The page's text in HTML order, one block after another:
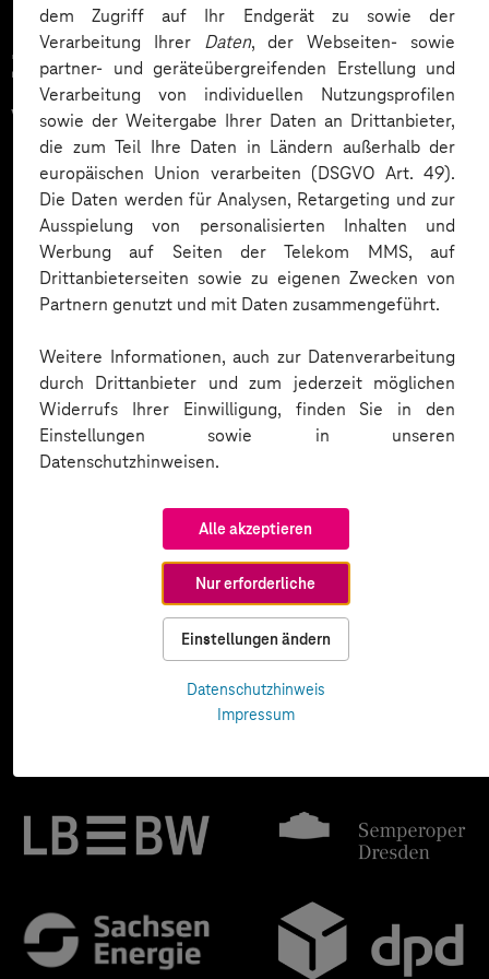
dem Zugriff auf Ihr Endgerät zu sowie der
Verarbeitung Ihrer Daten, der Webseiten- sowie
partner- und geräteübergreifenden Erstellung und
Verarbeitung von individuellen Nutzungsprofilen
sowie der Weitergabe Ihrer Daten an Drittanbieter,
die zum Teil Ihre Daten in Ländern außerhalb der
europäischen Union verarbeiten (DSGVO Art. 49).
Die Daten werden für Analysen, Retargeting und zur
Ausspielung von personalisierten Inhalten und
Werbung auf Seiten der Telekom MMS, auf
Drittanbieterseiten sowie zu eigenen Zwecken von
Partnern genutzt und mit Daten zusammengeführt.
Weitere Informationen, auch zur Datenverarbeitung
durch Drittanbieter und zum jederzeit möglichen
Widerrufs Ihrer Einwilligung, finden Sie in den
Einstellungen sowie in unseren
Datenschutzhinweisen.
Alle akzeptieren
Nur erforderliche
Einstellungen ändern
Datenschutzhinweis
Impressum
Zahlreiche Unternehmen
vertrauen auf unsere
Expertise. Hier eine Auswahl: